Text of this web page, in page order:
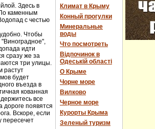
Здесь в
каменным
с честью
Чтобы
идти
сразу же за
три улицы.
растут
будет
въезда в
кованная
все
дороге появятся
Вскоре, если
пересечет
Климат в Крыму
Конный прогулки
Минеральные
воды
Что посмотреть
Відпочинок в
Одеській області
О Крыме
Чорне море
Вилково
Черное море
Курорты Крыма
Зеленый туризм